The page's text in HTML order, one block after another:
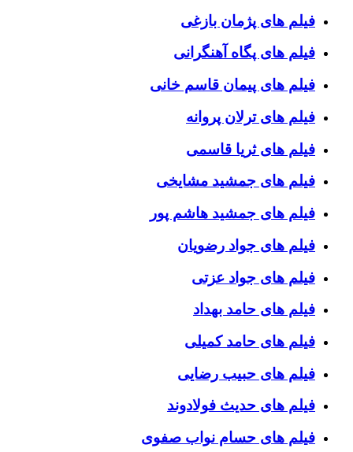
فیلم های پژمان بازغی
فیلم های پگاه آهنگرانی
فیلم های پیمان قاسم خانی
فیلم های ترلان پروانه
فیلم های ثریا قاسمی
فیلم های جمشید مشایخی
فیلم های جمشید هاشم پور
فیلم های جواد رضویان
فیلم های جواد عزتی
فیلم های حامد بهداد
فیلم های حامد کمیلی
فیلم های حبیب رضایی
فیلم های حدیث فولادوند
فیلم های حسام نواب صفوی